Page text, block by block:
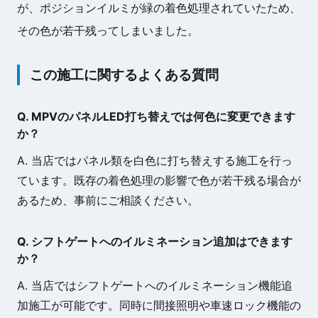
が、ポジションイルミが緑の着色処理されていたため、
その色が若干残ってしまいました。
この施工に関するよくある質問
Q. MPVのパネルLED打ち替えでは何色に変更できます
か？
A. 当店ではパネル類を白色に打ち替えする施工を行っ
ています。既存の着色処理の影響で色が若干残る場合が
あるため、事前にご相談ください。
Q. シフトゲートへのイルミネーション追加はできます
か？
A. 当店ではシフトゲートへのイルミネーション機能追
加施工が可能です。同時に間接照明や車速ロック機能の